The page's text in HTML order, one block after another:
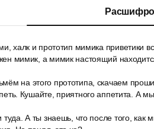
халк и прототип мимика приветики
мимик, а мимик настоящий
на этого прототипа, скачаем
Кушайте, приятного аппетита. А
А ты знаешь, что после того, как